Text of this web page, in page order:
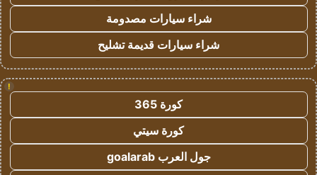
شراء سيارات مصدومة
شراء سيارات قديمة تشليح
!
كورة 365
كورة سيتي
جول العرب goalarab